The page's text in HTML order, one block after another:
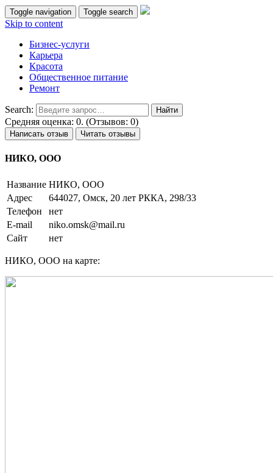
Toggle navigation Toggle search
Skip to content
Бизнес-услуги
Карьера
Красота
Общественное питание
Ремонт
Search:
Средняя оценка: 0. (Отзывов: 0)
Написать отзыв Читать отзывы
НИКО, ООО
Название НИКО, ООО
Адрес
644027, Омск, 20 лет РККА, 298/33
Телефон
нет
E-mail
niko.omsk@mail.ru
Сайт
нет
НИКО, ООО на карте: